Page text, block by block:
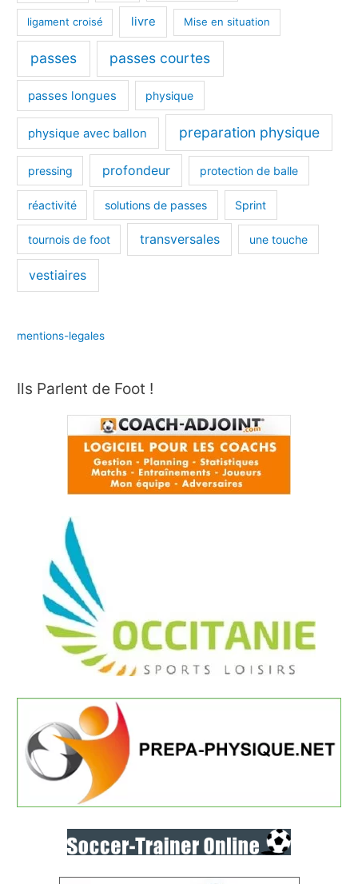
ligament croisé livre Mise en situation
passes passes courtes
passes longues physique
physique avec ballon preparation physique
pressing profondeur protection de balle
réactivité solutions de passes Sprint
tournois de foot transversales une touche
vestiaires
mentions-legales
Ils Parlent de Foot !